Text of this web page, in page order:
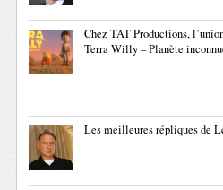
Chez TAT Productions,
Terra Willy – Planète
Les meilleures répliques de